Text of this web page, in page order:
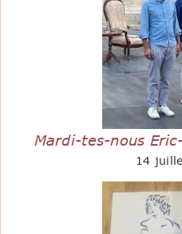
Mardi-tes-nous
14